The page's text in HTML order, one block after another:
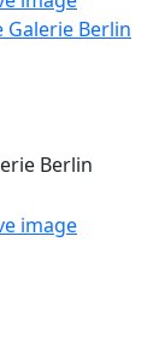
Galerie Berlin
Berlin